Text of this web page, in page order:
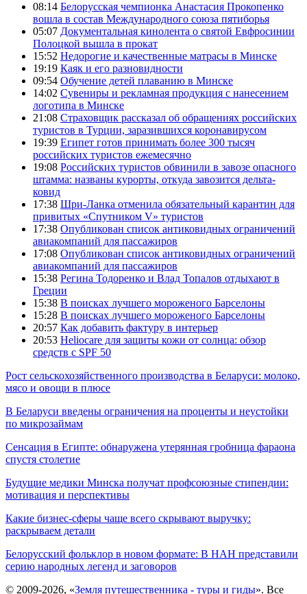
08:14 Белорусская чемпионка Анастасия Прокопенко
вошла в состав Международного союза пятиборья
05:07 Документальная кинолента о святой Евфросинии
Полоцкой вышла в прокат
15:52 Недорогие и качественные матрасы в Минске
19:19 Каяк и его разновидности
09:54 Обучение детей плаванию в Минске
14:02 Сувениры и рекламная продукция с нанесением
логотипа в Минске
21:08 Страховщик рассказал об обращениях российских
туристов в Турции, заразившихся коронавирусом
19:39 Египет готов принимать более 300 тысяч
российских туристов ежемесячно
19:08 Российских туристов обвинили в завозе опасного
штамма: названы курорты, откуда завозится дельта-
ковид
17:38 Шри-Ланка отменила обязательный карантин для
привитых «Спутником V» туристов
17:38 Опубликован список антиковидных ограничений
авиакомпаний для пассажиров
17:08 Опубликован список антиковидных ограничений
авиакомпаний для пассажиров
15:38 Регина Тодоренко и Влад Топалов отдыхают в
Греции
15:38 В поисках лучшего мороженого Барселоны
15:28 В поисках лучшего мороженого Барселоны
20:57 Как добавить фактуру в интерьер
20:53 Heliocare для защиты кожи от солнца: обзор
средств с SPF 50
Рост сельскохозяйственного производства в Беларуси: молоко,
мясо и овощи в плюсе
В Беларуси введены ограничения на проценты и неустойки
по микрозаймам
Сенсация в Египте: обнаружена утерянная гробница фараона
спустя столетие
Будущие медики Минска получат профсоюзные стипендии:
мотивация и перспективы
Какие бизнес-сферы чаще всего скрывают выручку:
раскрываем детали
Белорусский фольклор в новом формате: В НАН представили
серию народных легенд и заговоров
© 2009-2026, «Земля путешественника - туры и гиды». Все